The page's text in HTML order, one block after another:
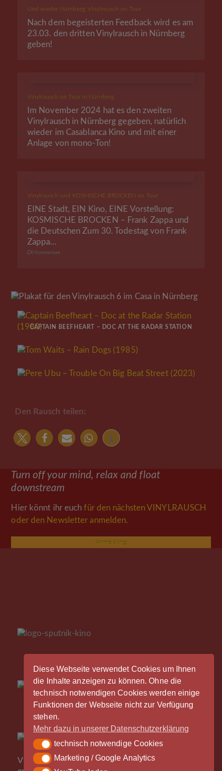
Diese Webseite verwendet Cookies um Ihnen
die Inhalte anzeigen zu können. Ohne die
technisch notwendigen Cookies werden einige
Funktionen der Webseite nicht zur Verfügung
stehen.
Mehr dazu in unserer Datenschutzerklärung
technisch notwendige Cookies
technisch notwendige Cookies
Marketing / Google Analytics
Marketing / Google Analytics
Und wieder Nürnberg: Vinylrausch on Tour
Nach dem begeisterten Feedback wird es am
23.03. den dritten Vinylrausch in Nürnberg
geben!
Vinylrausch on Tour in Nürnberg
Im November 2024 hat es den zweiten
Vinylrausch in Nürnberg gegeben, natürlich
wieder im Casablanca Kino und mit einer
Anlage von mono-Ton!
Vinylrausch und KOSMISCHE BROCKEN on Tour
EINE Stadt, EIN Kino, EINE Vorstellung:
KOSMISCHE BROCKEN – Frank Zappa und
die Deutschen Zum 30. Todestag von Frank
Zappa…
0 Kommentare
CAPTAIN BEEFHEART – DOC AT THE RADAR STATION
Mehr Lesen
Mehr Lesen
Den Rausch teilen:
Turn off your mind, relax and float
downstream
Hier könnt ihr euchfür den nächsten VINYLRAUSCH
oder den Newsletter anmelden.
Anmeldung
Vinylrausch wäre nicht möglich ohne die